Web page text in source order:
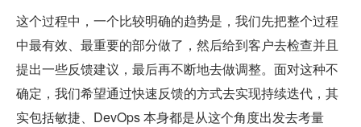
这个过程中，一个比较明确的趋势是，我们先把整个过程
中最有效、最重要的部分做了，然后给到客户去检查并且
提出一些反馈建议，最后再不断地去做调整。面对这种不
确定，我们希望通过快速反馈的方式去实现持续迭代，其
实包括敏捷、DevOps 本身都是从这个角度出发去考量